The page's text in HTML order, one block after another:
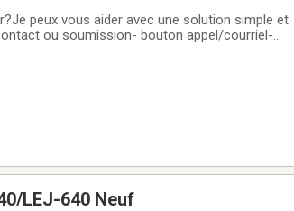
peux vous aider avec une solution simple et
ou soumission- bouton appel/courriel-
LEJ-640 Neuf